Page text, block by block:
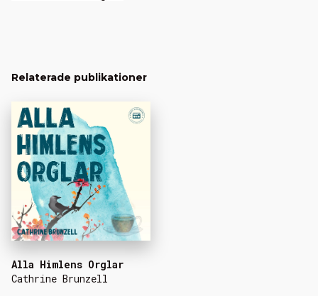
Relaterade publikationer
Alla Himlens Orglar
Cathrine Brunzell